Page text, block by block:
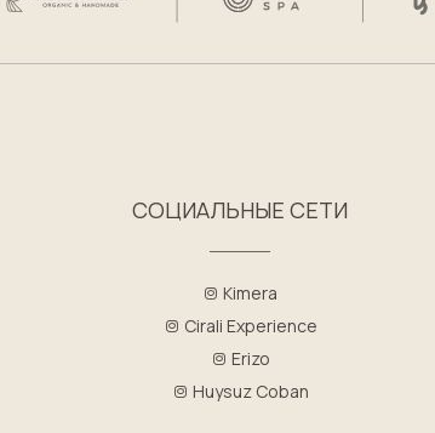
СОЦИАЛЬНЫЕ СЕТИ
Kimera
Cirali Experience
Erizo
Huysuz Coban